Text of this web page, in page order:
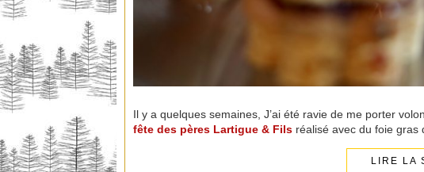
Il y a quelques semaines, J’ai été ravie de me porter
fête des pères Lartigue & Fils réalisé avec du foie gras
LIRE LA